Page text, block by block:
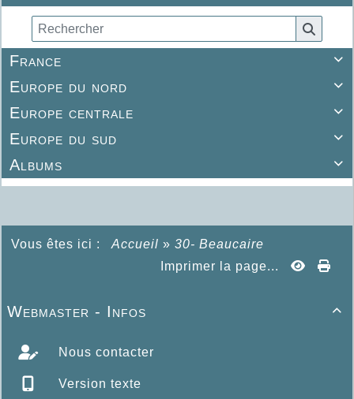

France

Europe du nord

Europe centrale

Europe du sud

Albums
Vous êtes ici : Accueil » 30- Beaucaire
Imprimer la page...

Webmaster - Infos
Nous contacter
Version texte